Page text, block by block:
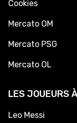
Cookies
Mercato OM
Mercato PSG
Mercato OL
LES JOUEURS
Leo Messi